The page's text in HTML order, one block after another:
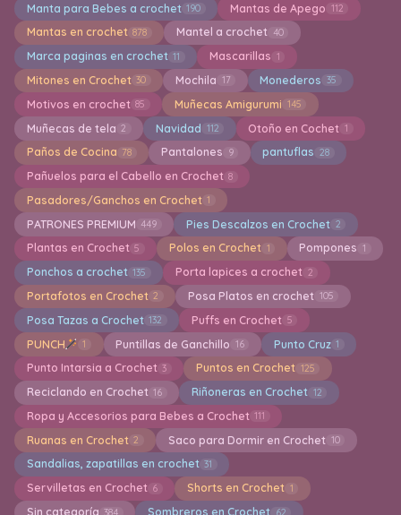
Manta para Bebes a crochet 190 Mantas de Apego 112
Mantas en crochet 878 Mantel a crochet 40
Marca paginas en crochet 11 Mascarillas 1
Mitones en Crochet 30 Mochila 17 Monederos 35
Motivos en crochet 85 Muñecas Amigurumi 145
Muñecas de tela 2 Navidad 112 Otoño en Cochet 1
Paños de Cocina 78 Pantalones 9 pantuflas 28
Pañuelos para el Cabello en Crochet 8
Pasadores/Ganchos en Crochet 1
PATRONES PREMIUM 449 Pies Descalzos en Crochet 2
Plantas en Crochet 5 Polos en Crochet 1 Pompones 1
Ponchos a crochet 135 Porta lapices a crochet 2
Portafotos en Crochet 2 Posa Platos en crochet 105
Posa Tazas a Crochet 132 Puffs en Crochet 5
PUNCH 1 Puntillas de Ganchillo 16 Punto Cruz 1
Punto Intarsia a Crochet 3 Puntos en Crochet 125
Reciclando en Crochet 16 Riñoneras en Crochet 12
Ropa y Accesorios para Bebes a Crochet 111
Ruanas en Crochet 2 Saco para Dormir en Crochet 10
Sandalias, zapatillas en crochet 31
Servilletas en Crochet 6 Shorts en Crochet 1
Sin categoría 384 Sombreros en Crochet 62